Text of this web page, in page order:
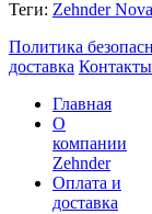
Теги: Zehnder
Политика
доставка Контакты
Главная
О
компании
Zehnder
Оплата и
доставка